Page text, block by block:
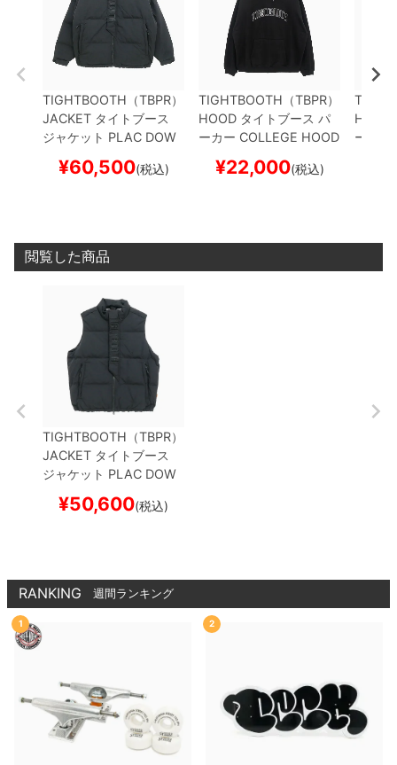
TIGHTBOOTH（TBPR）
JACKET タイトブース
ジャケット PLAC DOW
ボード スケボー
¥60,500(税込)
TIGHTBOOTH（TBPR）
HOOD タイトブース パ
ーカー COLLEGE HOOD
ド スケボー
¥22,000(税込)
HOOD
ーカー
閲覧した商品
TIGHTBOOTH（TBPR）
JACKET タイトブース
ジャケット PLAC DOW
トボード スケボー
¥50,600(税込)
RANKING 週間ランキング
1 2